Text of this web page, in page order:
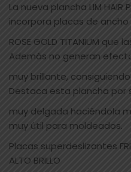
La nueva plancha LIM HAIR
incorpora placas de
ROSE GOLD TITANIUM
Además no generan
muy brillante,
Destaca esta plancha por
muy delgada haciéndola
muy útil para moldeados.
Placas superdeslizantes
ALTO BRILLO